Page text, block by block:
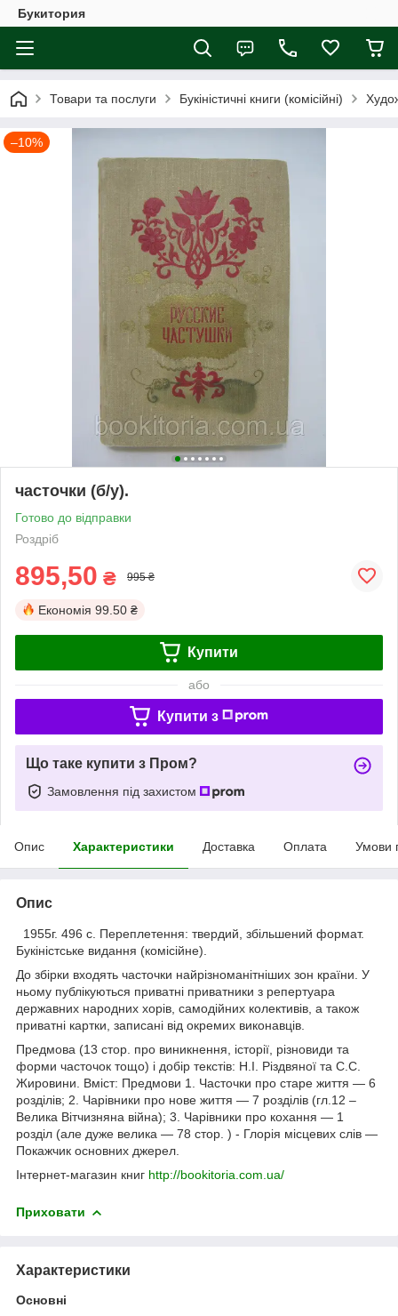
Букитория
Товари та послуги Букіністичні книги (комісійні)
–10%
часточки (б/у).
Готово до відправки
Роздріб
895,50 ₴ 995 ₴
Економія 99.50 ₴
Купити
або
Купити з
Що таке купити з Пром?
Замовлення під захистом
Опис Характеристики Доставка Оплата Умови
Опис
1955г. 496 с. Переплетення: твердий, збільшений формат.
Букіністське видання (комісійне).
До збірки входять часточки найрізноманітніших зон країни. У
ньому публікуються приватні приватники з репертуара
державних народних хорів, самодійних колективів, а також
приватні картки, записані від окремих виконавців.
Предмова (13 стор. про виникнення, історії, різновиди та
форми часточок тощо) і добір текстів: Н.І. Різдвяної та С.С.
Жировини. Вміст: Предмови 1. Часточки про старе життя — 6
розділів; 2. Чарівники про нове життя — 7 розділів (гл.12 –
Велика Вітчизняна війна); 3. Чарівники про кохання — 1
розділ (але дуже велика — 78 стор. ) - Глорія місцевих слів —
Покажчик основних джерел.
Інтернет-магазин книг http://bookitoria.com.ua/
Приховати
Характеристики
Основні